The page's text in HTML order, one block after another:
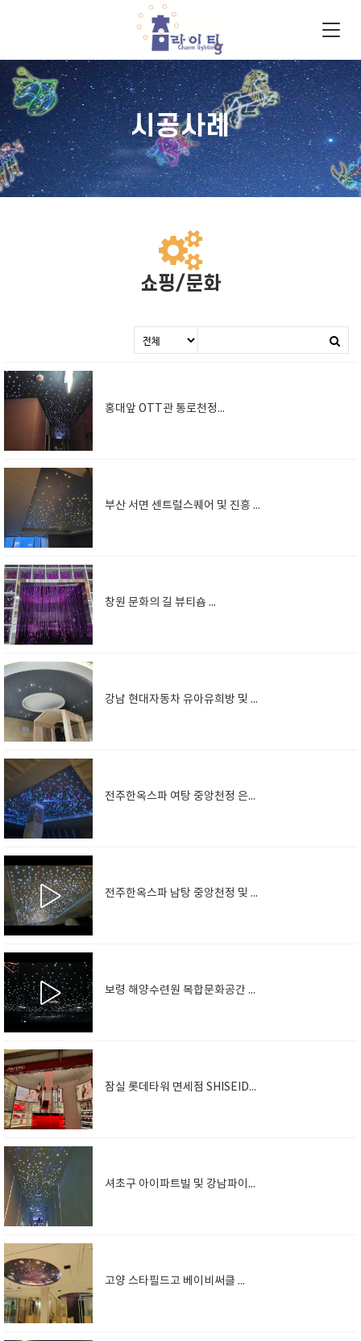
시공사례
쇼핑/문화
홍대앞 OTT관 통로천정은하수
부산 서면 센트럴스퀘어 및 진흥 마제스타워 APT 침실천정 은하수
창원 문화의 길 뷰티숍 포토존
강남 현대자동차 유아유희방 및 우이피부샵 천정은하수
전주한옥스파 여탕 중앙천정 은하수 및 별똥별/바디 맛사지 룸천정 은하수 및 별자리
전주한옥스파 남탕 중앙천정 및 맛사지룸 은하수 및 별똥별/별자리
보령 해양수련원 복합문화공간 천정은하수 및 12 별자리
잠실 롯데타워 면세점 SHISEIDO 광섬유조명
셔초구 아이파트빌 및 강남파이낸스 통로천정 은하수
고양 스타필드고 베이비써클 광섬유